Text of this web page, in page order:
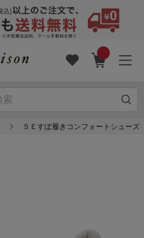
５Ｅすぽ履きコンフォートシューズ